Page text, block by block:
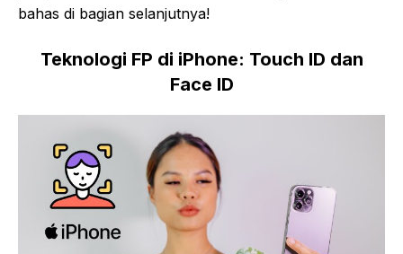
bahas di bagian selanjutnya!
Teknologi FP di iPhone: Touch ID dan
Face ID